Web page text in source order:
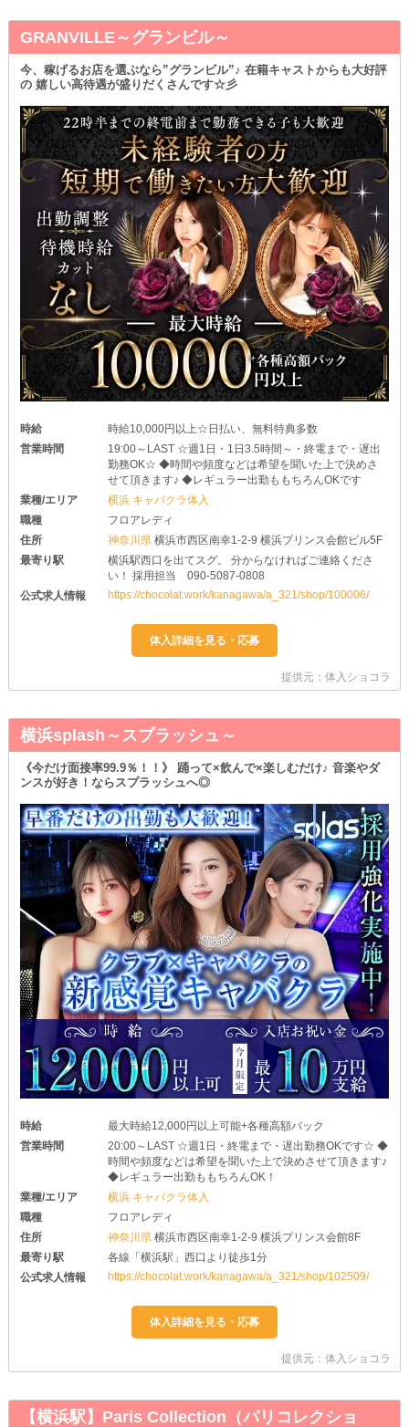
GRANVILLE～グランビル～
今、稼げるお店を選ぶなら”グランビル”♪ 在籍キャストからも大好評
の 嬉しい高待遇が盛りだくさんです☆彡
時給
時給10,000円以上☆日払い、無料特典多数
営業時間
19:00～LAST ☆週1日・1日3.5時間～・終電まで・遅出
勤務OK☆ ◆時間や頻度などは希望を聞いた上で決めさ
せて頂きます♪ ◆レギュラー出勤ももちろんOKです
業種/エリア
横浜 キャバクラ体入
職種
フロアレディ
住所
神奈川県横浜市西区南幸1-2-9 横浜プリンス会館ビル5F
最寄り駅
横浜駅西口を出てスグ。 分からなければご連絡くださ
い！ 採用担当 090-5087-0808
公式求人情報
https://chocolat.work/kanagawa/a_321/shop/100006/
提供元：体入ショコラ
横浜splash～スプラッシュ～
《今だけ面接率99.9％！！》 踊って×飲んで×楽しむだけ♪ 音楽やダ
ンスが好き！ならスプラッシュへ◎
時給
最大時給12,000円以上可能+各種高額バック
営業時間
20:00～LAST ☆週1日・終電まで・遅出勤務OKです☆ ◆
時間や頻度などは希望を聞いた上で決めさせて頂きます♪
◆レギュラー出勤ももちろんOK！
業種/エリア
横浜 キャバクラ体入
職種
フロアレディ
住所
神奈川県横浜市西区南幸1-2-9 横浜プリンス会館8F
最寄り駅
各線「横浜駅」西口より徒歩1分
公式求人情報
https://chocolat.work/kanagawa/a_321/shop/102509/
提供元：体入ショコラ
【横浜駅】Paris Collection（パリコレクショ